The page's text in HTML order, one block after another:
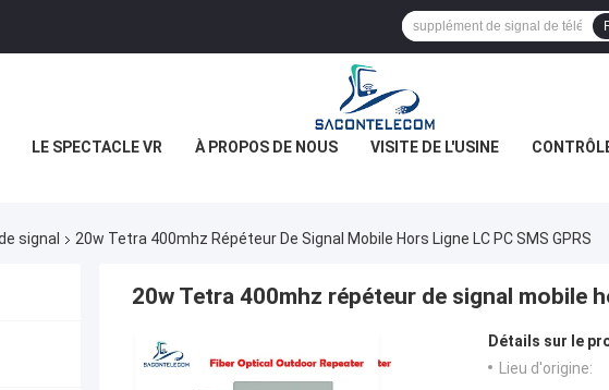
LE SPECTACLE VR À PROPOS DE NOUS VISITE DE L'USINE
signal 20w Tetra 400mhz Répéteur De Signal Mobile Hors Ligne LC PC SMS GPRS
20w Tetra 400mhz répéteur de signal mobile
Détails sur le
Lieu d'origine: